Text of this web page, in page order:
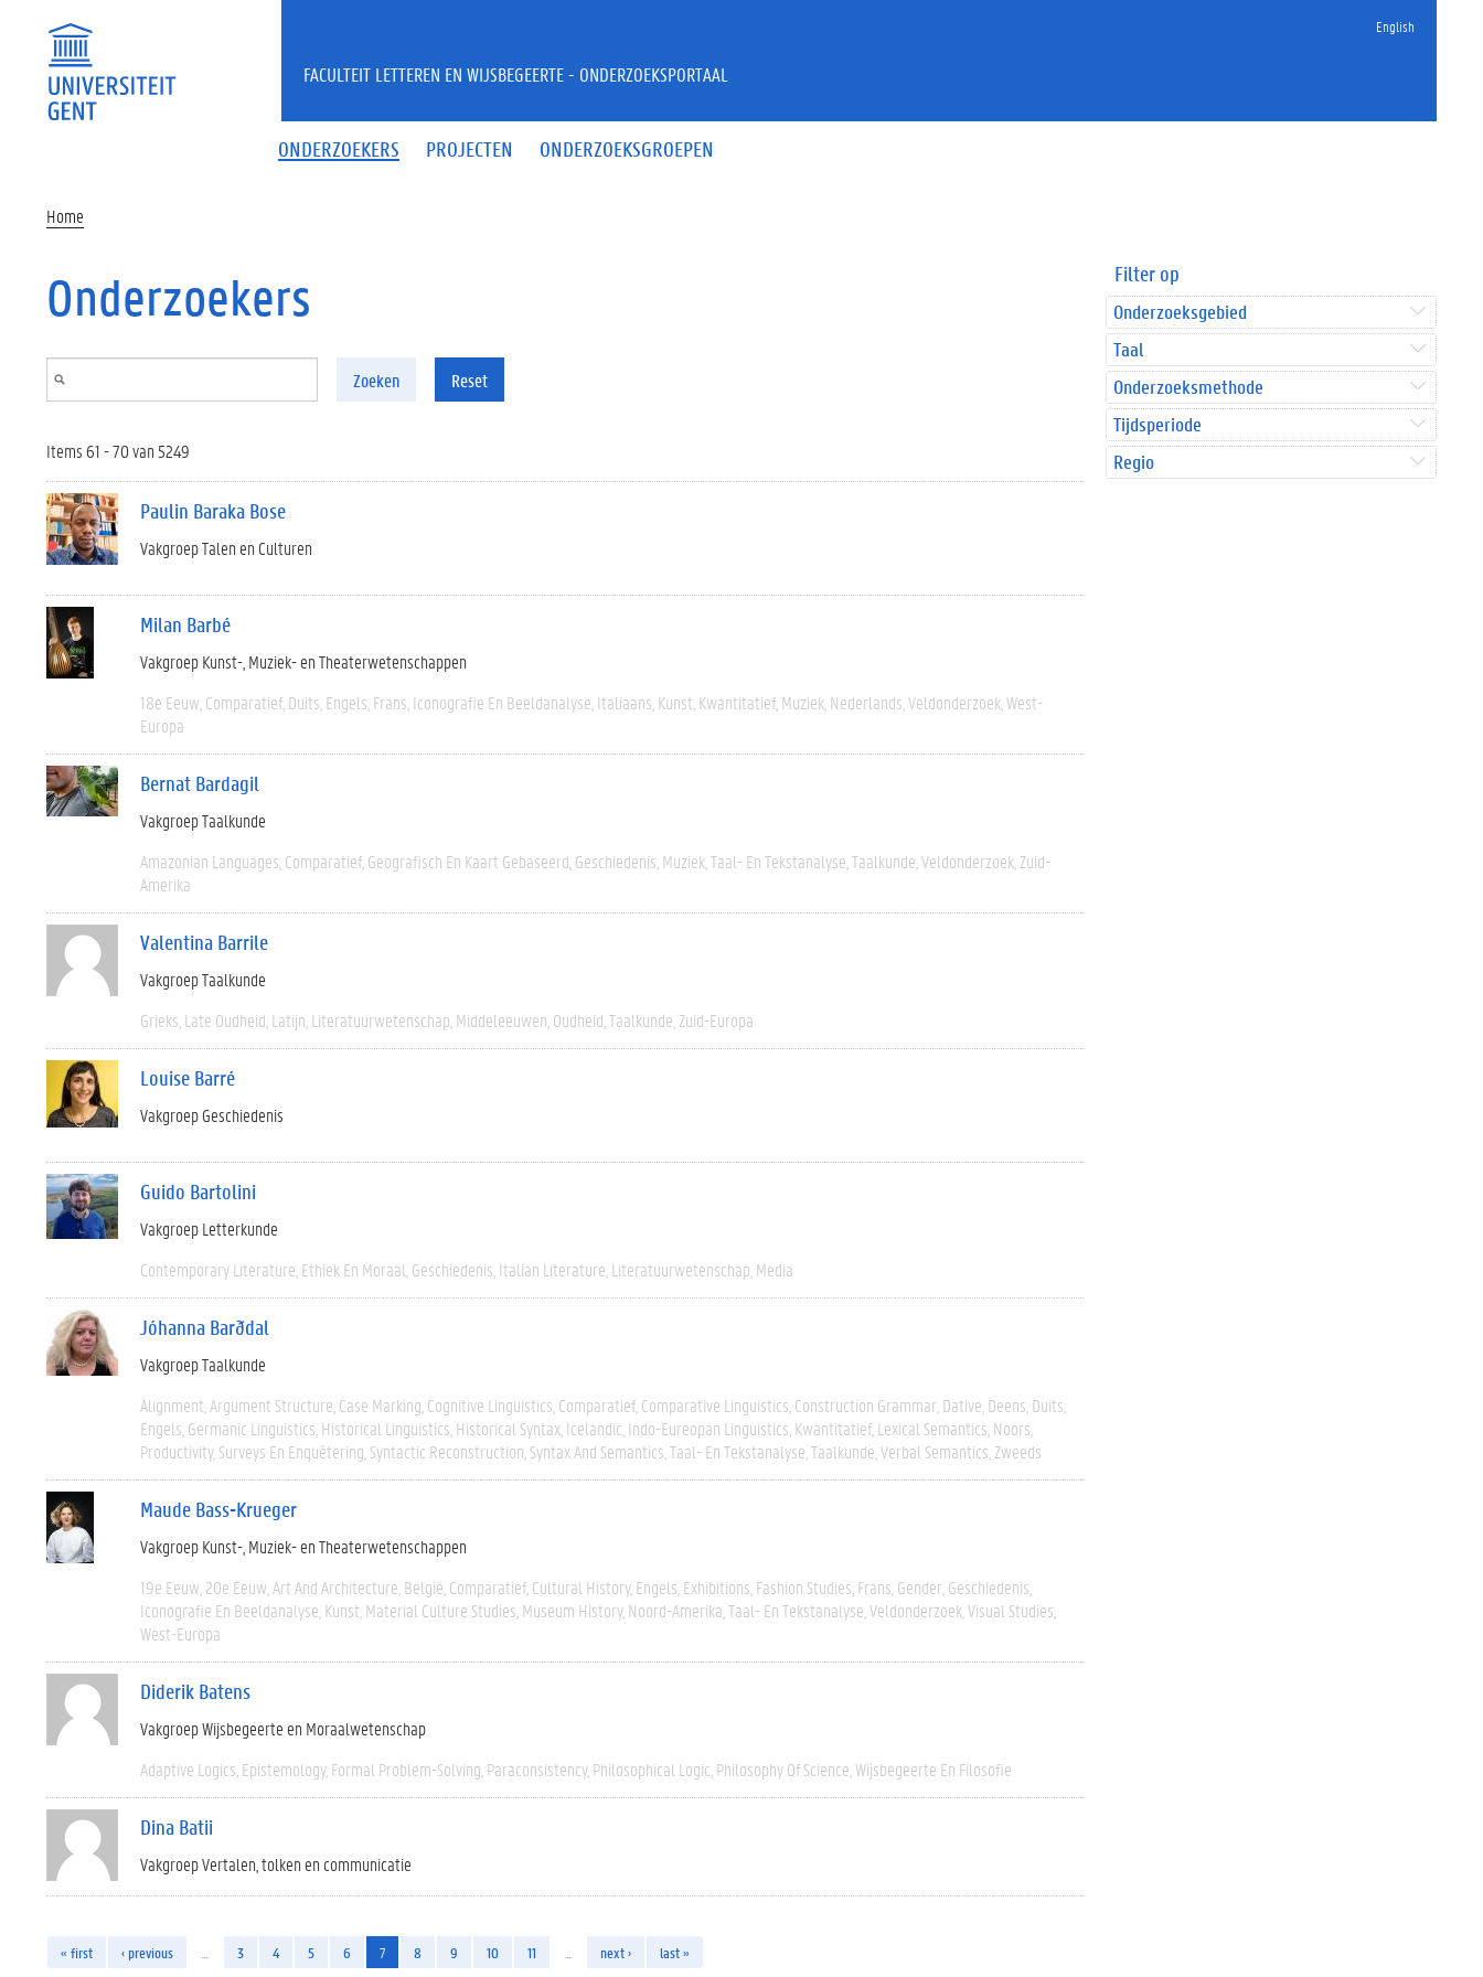
English
ONDERZOEKERS PROJECTEN ONDERZOEKSGROEPEN
FACULTEIT LETTEREN EN WIJSBEGEERTE - ONDERZOEKSPORTAAL
Home
Onderzoekers
Zoeken Reset
Items 61 - 70 van 5249
Paulin Baraka Bose
Vakgroep Talen en Culturen
Milan Barbé
Vakgroep Kunst-, Muziek- en Theaterwetenschappen
18e Eeuw Comparatief Duits Engels Frans Iconografie En Beeldanalyse Italiaans Kunst Kwantitatief Muziek Nederlands Veldonderzoek West-
Europa
Bernat Bardagil
Vakgroep Taalkunde
Amazonian Languages Comparatief Geografisch En Kaart Gebaseerd Geschiedenis Muziek Taal- En Tekstanalyse Taalkunde Veldonderzoek Zuid-
Amerika
Valentina Barrile
Vakgroep Taalkunde
Grieks Late Oudheid Latijn Literatuurwetenschap Middeleeuwen Oudheid Taalkunde Zuid-Europa
Louise Barré
Vakgroep Geschiedenis
Guido Bartolini
Vakgroep Letterkunde
Contemporary Literature Ethiek En Moraal Geschiedenis Italian Literature Literatuurwetenschap Media
Jóhanna Barðdal
Vakgroep Taalkunde
Alignment Argument Structure Case Marking Cognitive Linguistics Comparatief Comparative Linguistics Construction Grammar Dative Deens Duits
Engels Germanic Linguistics Historical Linguistics Historical Syntax Icelandic Indo-Eureopan Linguistics Kwantitatief Lexical Semantics Noors
Productivity Surveys En Enquêtering Syntactic Reconstruction Syntax And Semantics Taal- En Tekstanalyse Taalkunde Verbal Semantics Zweeds
Maude Bass-Krueger
Vakgroep Kunst-, Muziek- en Theaterwetenschappen
19e Eeuw 20e Eeuw Art And Architecture België Comparatief Cultural History Engels Exhibitions Fashion Studies Frans Gender Geschiedenis
Iconografie En Beeldanalyse Kunst Material Culture Studies Museum History Noord-Amerika Taal- En Tekstanalyse Veldonderzoek Visual Studies
West-Europa
Diderik Batens
Vakgroep Wijsbegeerte en Moraalwetenschap
Adaptive Logics Epistemology Formal Problem-Solving Paraconsistency Philosophical Logic Philosophy Of Science Wijsbegeerte En Filosofie
Dina Batii
Vakgroep Vertalen, tolken en communicatie
« first ‹ previous 3 4 5 6 7 8 9 10 11 next › last »
Filter op
Onderzoeksgebied
Taal
Onderzoeksmethode
Tijdsperiode
Regio